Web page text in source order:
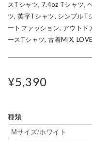
スTシャツ, 7.4oz Tシャツ,
ツ, 英字Tシャツ, シンプルT
ートファッション, アウトド
ースTシャツ, 古着MIX,
¥5,390
種類